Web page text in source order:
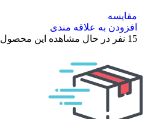
مقایسه
افزودن به علاقه مندی
15 نفر در حال مشاهده این